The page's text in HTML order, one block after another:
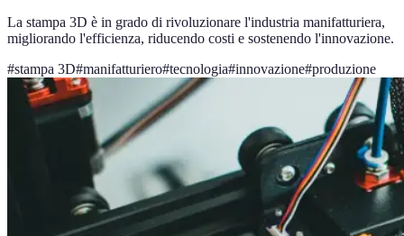
La stampa 3D è in grado di rivoluzionare l'industria manifatturiera,
migliorando l'efficienza, riducendo costi e sostenendo l'innovazione.
#stampa 3D#manifatturiero#tecnologia#innovazione#produzione